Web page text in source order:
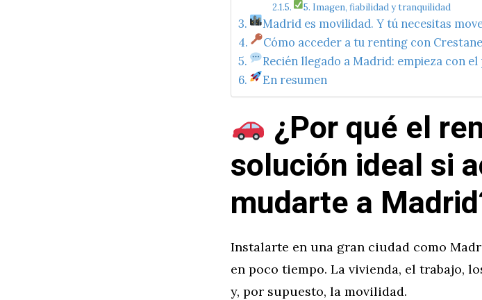
5. Imagen, fiabilidad y tranquilidad
Madrid es movilidad. Y tú necesitas
Cómo acceder a tu renting con
Recién llegado a Madrid: empieza con
En resumen
¿Por qué el
solución ideal si
mudarte a
Instalarte en una gran ciudad como
en poco tiempo. La vivienda, el trabajo,
y, por supuesto, la movilidad.